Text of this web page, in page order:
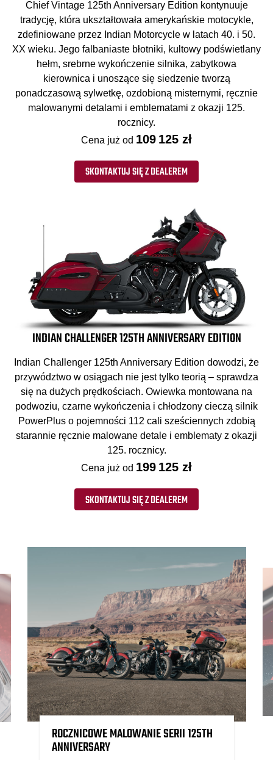
Chief Vintage 125th Anniversary Edition kontynuuje
tradycję, która ukształtowała amerykańskie motocykle,
zdefiniowane przez Indian Motorcycle w latach 40. i 50.
XX wieku. Jego falbaniaste błotniki, kultowy podświetlany
hełm, srebrne wykończenie silnika, zabytkowa
kierownica i unoszące się siedzenie tworzą
ponadczasową sylwetkę, ozdobioną misternymi, ręcznie
malowanymi detalami i emblematami z okazji 125.
rocznicy.
Cena już od 109 125 zł
SKONTAKTUJ SIĘ Z DEALEREM
INDIAN CHALLENGER 125TH ANNIVERSARY EDITION
Indian Challenger 125th Anniversary Edition dowodzi, że
przywództwo w osiągach nie jest tylko teorią – sprawdza
się na dużych prędkościach. Owiewka montowana na
podwoziu, czarne wykończenia i chłodzony cieczą silnik
PowerPlus o pojemności 112 cali sześciennych zdobią
starannie ręcznie malowane detale i emblematy z okazji
125. rocznicy.
Cena już od 199 125 zł
SKONTAKTUJ SIĘ Z DEALEREM
ROCZNICOWE MALOWANIE SERII 125TH
ANNIVERSARY